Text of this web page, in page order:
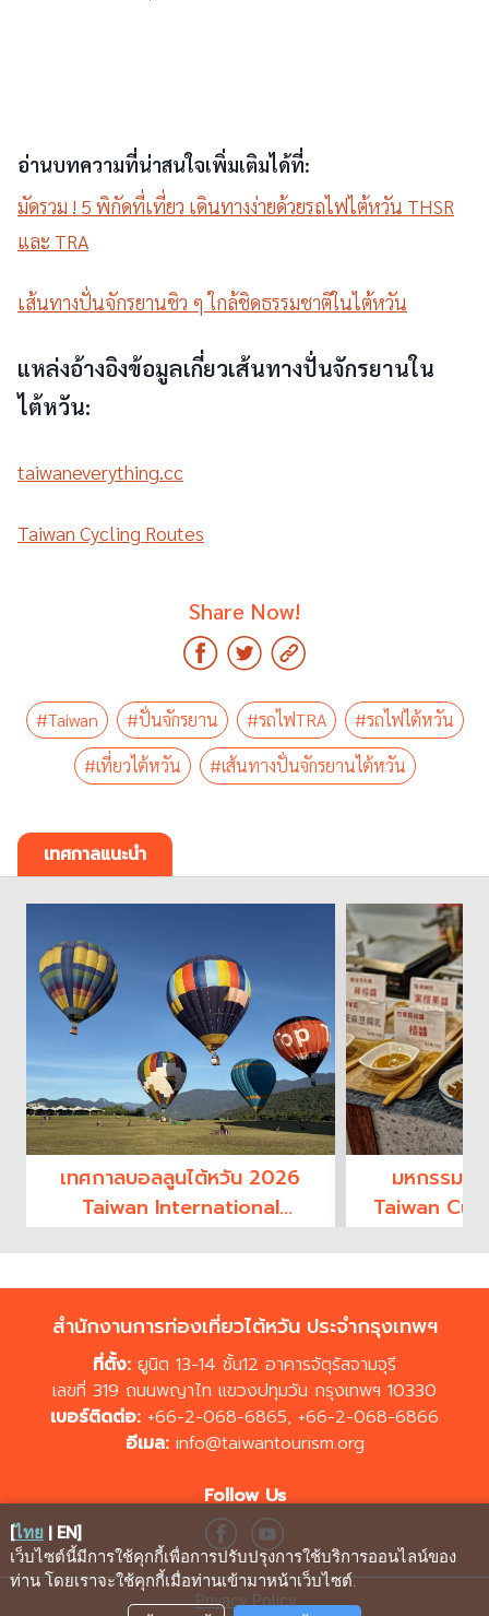
อ่านบทความที่น่าสนใจเพิ่มเติมได้ที่:
มัดรวม ! 5 พิกัดที่เที่ยว เดินทางง่ายด้วยรถไฟไต้หวัน THSR
และ TRA
เส้นทางปั่นจักรยานชิว ๆ ใกล้ชิดธรรมชาติในไต้หวัน
แหล่งอ้างอิงข้อมูลเกี่ยวเส้นทางปั่นจักรยานใน
ไต้หวัน:
taiwaneverything.cc
Taiwan Cycling Routes
Share Now!
#Taiwan #ปั่นจักรยาน #รถไฟTRA
#รถไฟไต้หวัน
#เที่ยวไต้หวัน
#เส้นทางปั่นจักรยานไต้หวัน
เทศกาลแนะนำ
เทศกาลบอลลูนไต้หวัน 2026
Taiwan International
Balloon Festival
มหกรรมอ
Taiwan
สำนักงานการท่องเที่ยวไต้หวัน ประจำกรุงเทพฯ
ที่ตั้ง: ยูนิต 13-14 ชั้น12 อาคารจัตุรัสจามจุรี
เลขที่ 319 ถนนพญาไท แขวงปทุมวัน กรุงเทพฯ 10330
เบอร์ติดต่อ: +66-2-068-6865, +66-2-068-6866
อีเมล: info@taiwantourism.org
Follow Us
Privacy Policy
[ไทย | EN]
เว็บไซต์นี้มีการใช้คุกกี้เพื่อการปรับปรุงการใช้บริการออนไลน์ของ
ท่าน โดยเราจะใช้คุกกี้เมื่อท่านเข้ามาหน้าเว็บไซต์.